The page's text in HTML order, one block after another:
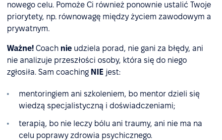
nowego celu. Pomoże Ci również ponownie ustalić Twoje
priorytety, np. równowagę między życiem zawodowym a
prywatnym.
Ważne! Coach nie udziela porad, nie gani za błędy, ani
nie analizuje przeszłości osoby, która się do niego
zgłosiła. Sam coaching NIE jest:
mentoringiem ani szkoleniem, bo mentor dzieli się
wiedzą specjalistyczną i doświadczeniami;
terapią, bo nie leczy bólu ani traumy, ani nie ma na
celu poprawy zdrowia psychicznego.